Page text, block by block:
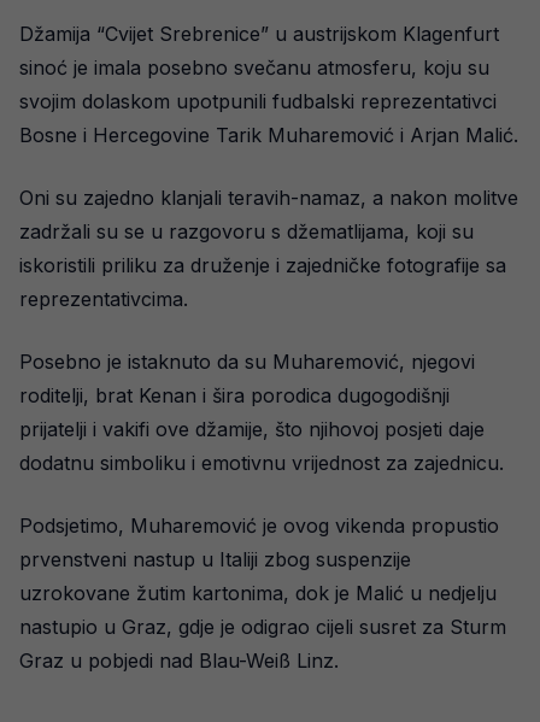
Džamija “Cvijet Srebrenice” u austrijskom Klagenfurt
sinoć je imala posebno svečanu atmosferu, koju su
svojim dolaskom upotpunili fudbalski reprezentativci
Bosne i Hercegovine Tarik Muharemović i Arjan Malić.
Oni su zajedno klanjali teravih-namaz, a nakon molitve
zadržali su se u razgovoru s džematlijama, koji su
iskoristili priliku za druženje i zajedničke fotografije sa
reprezentativcima.
Posebno je istaknuto da su Muharemović, njegovi
roditelji, brat Kenan i šira porodica dugogodišnji
prijatelji i vakifi ove džamije, što njihovoj posjeti daje
dodatnu simboliku i emotivnu vrijednost za zajednicu.
Podsjetimo, Muharemović je ovog vikenda propustio
prvenstveni nastup u Italiji zbog suspenzije
uzrokovane žutim kartonima, dok je Malić u nedjelju
nastupio u Graz, gdje je odigrao cijeli susret za Sturm
Graz u pobjedi nad Blau-Weiß Linz.